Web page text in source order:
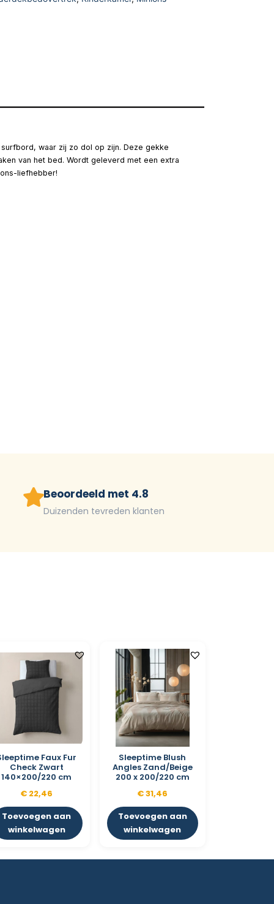
waar zij zo dol op zijn. Deze gekke
van het bed. Wordt geleverd met een extra
liefhebber!
Beoordeeld met 4.8
Duizenden tevreden klanten
Faux Fur
Check Zwart
140×200/220 cm
€ 22,46
Toevoegen aan
winkelwagen
Sleeptime Blush
Angles Zand/Beige
200 x 200/220 cm
€31,46
Toevoegen aan
winkelwagen